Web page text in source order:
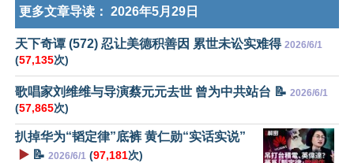
更多文章导读： 2026年5月29日
天下奇谭 (572) 忍让美德积善因 累世未讼实难得 2026/6/1
(57,135次)
歌唱家刘维维与导演蔡元元去世 曾为中共站台 📝 2026/6/1
(57,865次)
扒掉华为“韬定律”底裤 黄仁勋“实话实说”
▶️ 📝 2026/6/1 (97,181次)